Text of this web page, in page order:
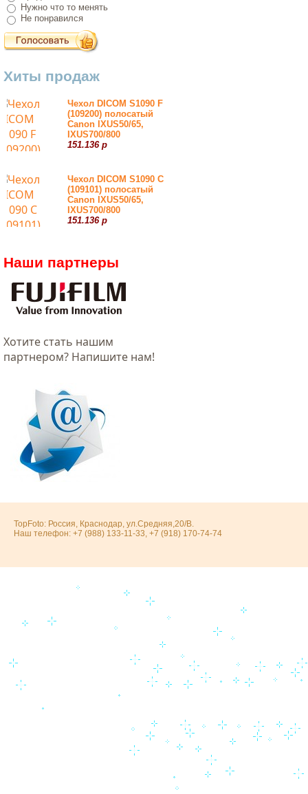
Нужно что то менять
Не понравился
Хиты продаж
Чехол DICOM S1090 F
(109200) полосатый
Canon IXUS50/65,
IXUS700/800
151.136 р
Чехол DICOM S1090 С
(109101) полосатый
Canon IXUS50/65,
IXUS700/800
151.136 р
Наши партнеры
Хотитe стать нашим
партнером? Напишите нам!
TopFoto: Россия, Краснодар, ул.Средняя,20/В.
Наш телефон: +7 (988) 133-11-33, +7 (918) 170-74-74